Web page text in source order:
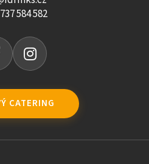
584 582
CATERING